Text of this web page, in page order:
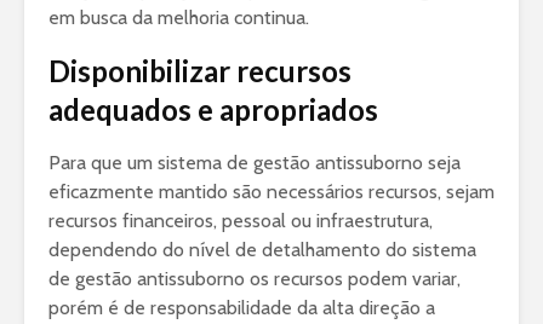
em busca da melhoria continua.
Disponibilizar recursos
adequados e apropriados
Para que um sistema de gestão antissuborno seja
eficazmente mantido são necessários recursos, sejam
recursos financeiros, pessoal ou infraestrutura,
dependendo do nível de detalhamento do sistema
de gestão antissuborno os recursos podem variar,
porém é de responsabilidade da alta direção a